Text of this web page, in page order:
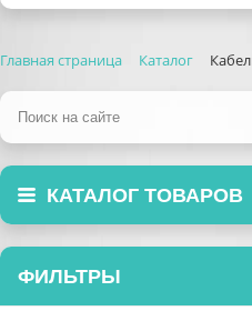
Главная страница Каталог
КАТАЛОГ ТОВАРОВ
ФИЛЬТРЫ